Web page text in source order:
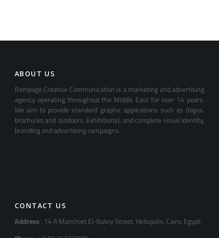
ABOUT US
Rampage Creative Communication is a marketing and advertising
agency operating throughout the Middle East for over 14 years.
We aim to provide standard graphic applications such as (logos,
brochures and outdoors, Exhibitions), and complete visual identity,
branding and advertising campaigns.
CONTACT US
Address: 14 A Manshiet El-Bakry Street, Heliopolis, Cairo, Egypt.